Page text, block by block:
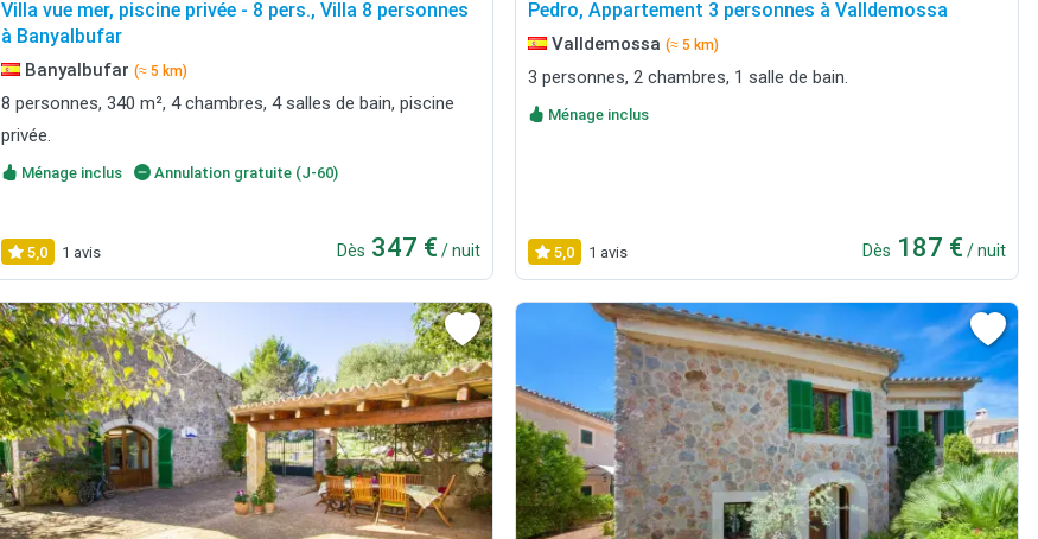
Villa vue mer, piscine privée - 8 pers., Villa 8 personnes
à Banyalbufar
Banyalbufar(≈ 5 km)
8 personnes, 340 m², 4 chambres, 4 salles de bain, piscine
privée.
Ménage inclus Annulation gratuite (J-60)
5,0 1 avis Dès 347 € / nuit
Pedro, Appartement 3 personnes à Valldemossa
Valldemossa (≈ 5 km)
3 personnes, 2 chambres, 1 salle de bain.
Ménage inclus
5,0 1 avis Dès 187 € / nuit